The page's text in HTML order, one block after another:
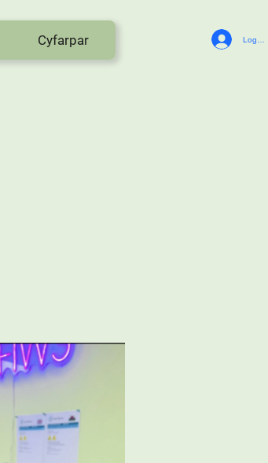
Cyfarpar Log In